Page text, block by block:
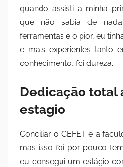
quando assisti a minha
que não sabia de
ferramentas e o pior, eu
e mais experientes tanto
conhecimento, foi dureza.
Dedicação total
estagio
Conciliar o CEFET e a
mas isso foi por pouco
eu consegui um estágio